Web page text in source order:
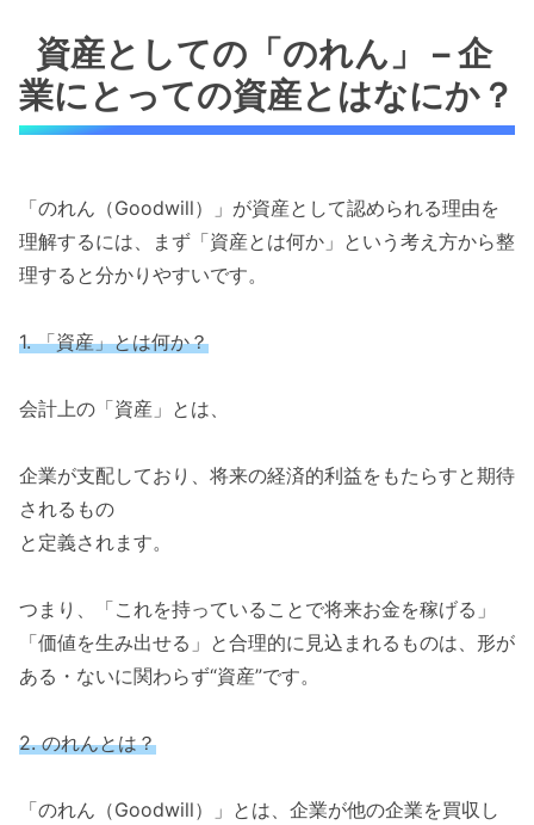
資産としての「のれん」 – 企
業にとっての資産とはなにか？
「のれん（Goodwill）」が資産として認められる理由を
理解するには、まず「資産とは何か」という考え方から整
理すると分かりやすいです。
1. 「資産」とは何か？
会計上の「資産」とは、
企業が支配しており、将来の経済的利益をもたらすと期待
されるもの
と定義されます。
つまり、「これを持っていることで将来お金を稼げる」
「価値を生み出せる」と合理的に見込まれるものは、形が
ある・ないに関わらず“資産”です。
2. のれんとは？
「のれん（Goodwill）」とは、企業が他の企業を買収し